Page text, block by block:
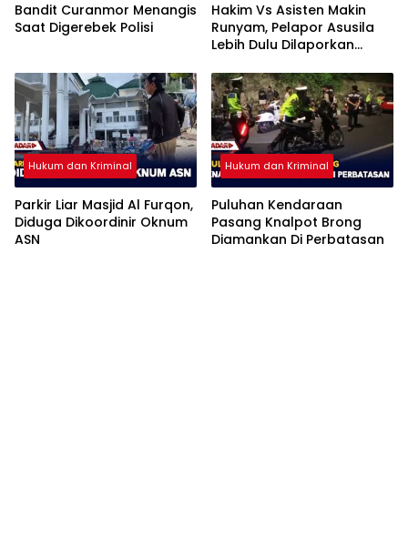
Bandit Curanmor Menangis
Saat Digerebek Polisi
Hakim Vs Asisten Makin
Runyam, Pelapor Asusila
Lebih Dulu Dilaporkan
Hukum dan Kriminal
Parkir Liar Masjid Al Furqon,
Diduga Dikoordinir Oknum
ASN
Hukum dan Kriminal
Puluhan Kendaraan
Pasang Knalpot Brong
Diamankan Di Perbatasan